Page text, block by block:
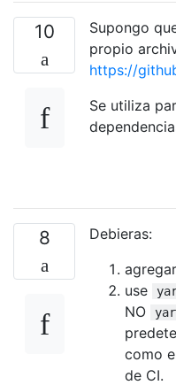
10
Supongo
propio
https://
Se utiliza
8
Debieras:
use
NO
como
de CI.